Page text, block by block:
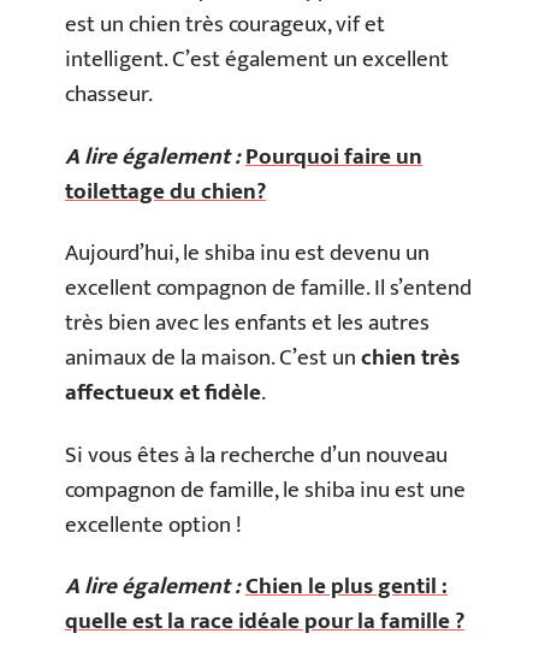
est un chien très courageux, vif et
intelligent. C’est également un excellent
chasseur.
A lire également :Pourquoi faire un
toilettage du chien?
Aujourd’hui, le shiba inu est devenu un
excellent compagnon de famille. Il s’entend
très bien avec les enfants et les autres
animaux de la maison. C’est unchien très
affectueux et fidèle.
Si vous êtes à la recherche d’un nouveau
compagnon de famille, le shiba inu est une
excellente option !
A lire également :Chien le plus gentil :
quelle est la race idéale pour la famille ?